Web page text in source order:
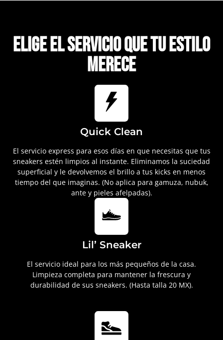
Elige el servicio que tu estilo
merece
Quick Clean
El servicio express para esos días en que necesitas que tus
sneakers estén limpios al instante. Eliminamos la suciedad
superficial y le devolvemos el brillo a tus kicks en menos
tiempo del que imaginas. (No aplica para gamuza, nubuk,
ante y pieles afelpadas).
Lil’ Sneaker
El servicio ideal para los más pequeños de la casa.
Limpieza completa para mantener la frescura y
durabilidad de sus sneakers. (Hasta talla 20 MX).